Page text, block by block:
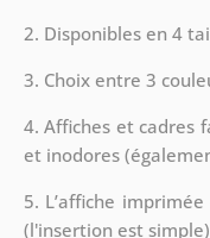
2. Disponibles en 4
3. Choix entre 3
4. Affiches et cadres
et inodores
5. L’affiche
(l'insertion est simple)